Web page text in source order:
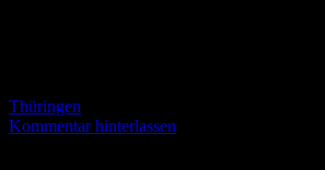
Thüringen
Kommentar hinterlassen